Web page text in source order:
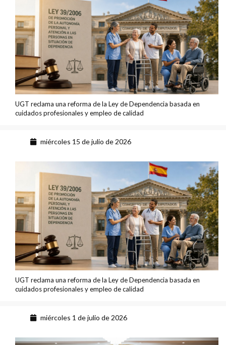
UGT reclama una reforma de la Ley de Dependencia basada en
cuidados profesionales y empleo de calidad
miércoles 15 de julio de 2026
UGT reclama una reforma de la Ley de Dependencia basada en
cuidados profesionales y empleo de calidad
miércoles 1 de julio de 2026